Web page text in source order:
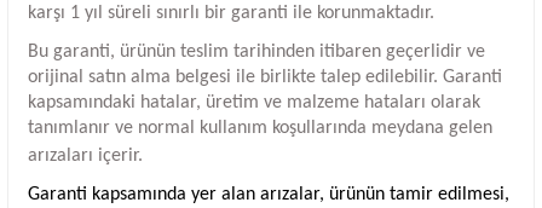
karşı 1 yıl süreli sınırlı bir garanti ile korunmaktadır.
Bu garanti, ürünün teslim tarihinden itibaren geçerlidir ve
orijinal satın alma belgesi ile birlikte talep edilebilir. Garanti
kapsamındaki hatalar, üretim ve malzeme hataları olarak
tanımlanır ve normal kullanım koşullarında meydana gelen
arızaları içerir.
Garanti kapsamında yer alan arızalar, ürünün tamir edilmesi,